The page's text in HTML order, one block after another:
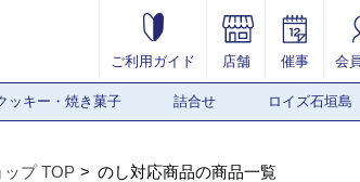
ご利用ガイド 店舗 催事 会
ッキー・焼き菓子 詰合せ ロイズ石垣島
ップ TOP のし対応商品の商品一覧